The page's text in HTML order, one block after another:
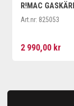
R!MAC
Art.nr: 825053
2 990,00 kr